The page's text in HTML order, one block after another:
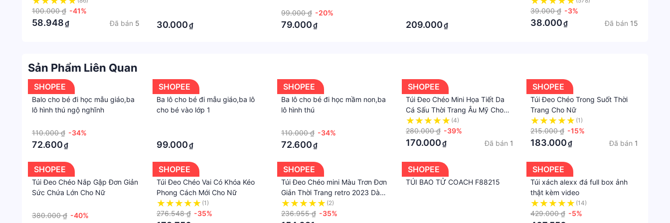
Kích thước bên ngoài hộp đựng phụ kiện công nghệ đủ rộng rãi để đựng nhiều loại thiết bị và phụ kiện.
#tuiphukien #hopdungphukien #tuidungtainghe #tuidungsac #tuidungphukien #tuidungsacduphong #tuidungsaccap #tuidungphukiencongnghe
túi đựng phụ kiện điện thoại, túi
đựng phụ kiện máy tính - chính
100.000 ₫ -41%
58.948₫ Đã bán 5 30.000₫
Nhiều Ngăn
99.000 ₫ -20%
79.000₫ 209.000₫
Túi Đựng Sạc
39.000 ₫ -3%
38.000₫ Đã bán 15
Sản Phẩm Liên Quan
SHOPEE
Balo cho bé đi học mẫu giáo,ba
lô hình thú ngộ nghĩnh
110.000 ₫ -34%
72.600₫
SHOPEE
Ba lô cho bé đi mẫu giáo,ba lô
cho bé vào lớp 1
99.000₫
SHOPEE
Ba lô cho bé đi học mầm non,ba
lô hình thú
110.000 ₫ -34%
72.600₫
SHOPEE
Túi Đeo Chéo Mini Họa Tiết Da
Cá Sấu Thời Trang Âu Mỹ Cho
Nữ
(4)
280.000 ₫ -39%
170.000₫ Đã bán 1
SHOPEE
Túi Đeo Chéo Trong Suốt Thời
Trang Cho Nữ
(1)
215.000 ₫ -15%
183.000₫ Đã bán 1
SHOPEE
Túi Đeo Chéo Nắp Gập Đơn Giản
Sức Chứa Lớn Cho Nữ
380.000 ₫ -40%
SHOPEE
Túi Đeo Chéo Vai Có Khóa Kéo
Phong Cách Mới Cho Nữ
(1)
276.548 ₫ -35%
SHOPEE
Túi Đeo Chéo mini Màu Trơn Đơn
Giản Thời Trang retro 2023 Dành
Cho Nữ
(2)
236.955 ₫ -35%
SHOPEE
TÚI BAO TỬ COACH F88215
SHOPEE
Túi xách alexx đá full box ảnh
thật kèm video
(14)
429.000 ₫ -5%